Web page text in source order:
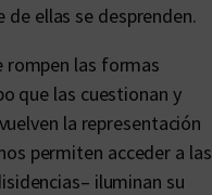
ellas se desprenden.
rompen las formas
que las cuestionan y
la representación
permiten acceder a las
iluminan su